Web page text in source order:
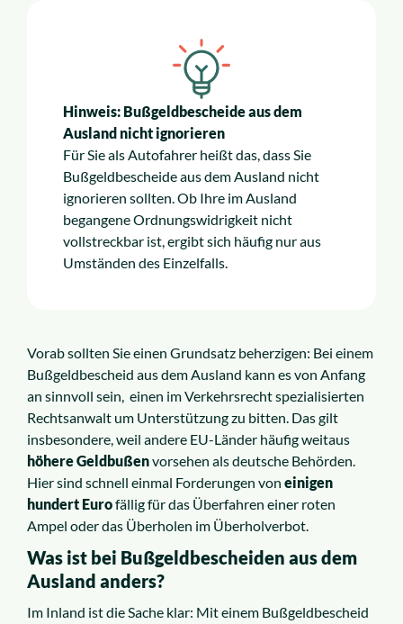
Hinweis: Bußgeldbescheide aus dem
Ausland nicht ignorieren
Für Sie als Autofahrer heißt das, dass Sie
Bußgeldbescheide aus dem Ausland nicht
ignorieren sollten. Ob Ihre im Ausland
begangene Ordnungswidrigkeit nicht
vollstreckbar ist, ergibt sich häufig nur aus
Umständen des Einzelfalls.
Vorab sollten Sie einen Grundsatz beherzigen: Bei einem
Bußgeldbescheid aus dem Ausland kann es von Anfang
an sinnvoll sein, einen im Verkehrsrecht spezialisierten
Rechtsanwalt um Unterstützung zu bitten. Das gilt
insbesondere, weil andere EU-Länder häufig weitaus
höhere Geldbußenvorsehen als deutsche Behörden.
Hier sind schnell einmal Forderungen von einigen
hundert Eurofällig für das Überfahren einer roten
Ampel oder das Überholen im Überholverbot.
Was ist bei Bußgeldbescheiden aus dem
Ausland anders?
Im Inland ist die Sache klar: Mit einem Bußgeldbescheid